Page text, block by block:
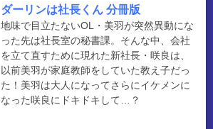
ダーリンは社長くん 分冊版
地味で目立たないOL・美羽が突然異動にな
った先は社長室の秘書課。そんな中、会社
を立て直すために現れた新社長・咲良は、
以前美羽が家庭教師をしていた教え子だっ
た！美羽は大人になってさらにイケメンに
なった咲良にドキドキして…？